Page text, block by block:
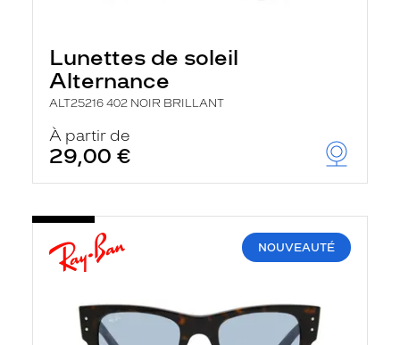
Lunettes de soleil
Alternance
ALT25216 402 NOIR BRILLANT
À partir de
29,00 €
NOUVEAUTÉ